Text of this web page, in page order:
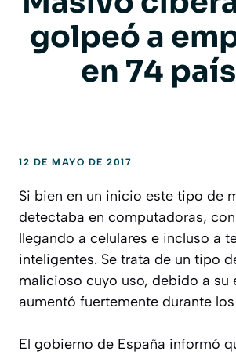
golpeó a
en 74
12 DE MAYO DE 2017
Si bien en un inicio este tipo de
detectaba en computadoras,
llegando a celulares e incluso a
inteligentes. Se trata de un tipo
malicioso cuyo uso, debido a su
aumentó fuertemente durante
El gobierno de España informó